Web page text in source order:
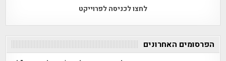
לחצו לכניסה לפרוייקט
הפרסומים האחרונים